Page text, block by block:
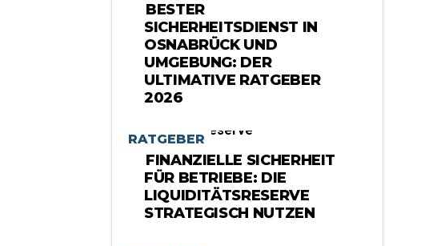
BESTER
SICHERHEITSDIENST IN
OSNABRÜCK UND
UMGEBUNG: DER
ULTIMATIVE RATGEBER
2026
RATGEBER
FINANZIELLE SICHERHEIT
FÜR BETRIEBE: DIE
LIQUIDITÄTSRESERVE
STRATEGISCH NUTZEN